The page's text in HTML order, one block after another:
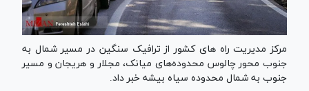
مرکز مدیریت راه های کشور از ترافیک سنگین در مسیر شمال به
جنوب محور چالوس محدوده‌های میانک، مجلار و هریجان و مسیر
جنوب به شمال محدوده سیاه بیشه خبر داد.